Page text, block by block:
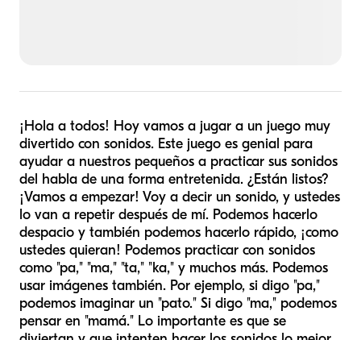
¡Hola a todos! Hoy vamos a jugar a un juego muy
divertido con sonidos. Este juego es genial para
ayudar a nuestros pequeños a practicar sus sonidos
del habla de una forma entretenida. ¿Están listos?
¡Vamos a empezar! Voy a decir un sonido, y ustedes
lo van a repetir después de mí. Podemos hacerlo
despacio y también podemos hacerlo rápido, ¡como
ustedes quieran! Podemos practicar con sonidos
como "pa," "ma," "ta," "ka," y muchos más. Podemos
usar imágenes también. Por ejemplo, si digo "pa,"
podemos imaginar un "pato." Si digo "ma," podemos
pensar en "mamá." Lo importante es que se